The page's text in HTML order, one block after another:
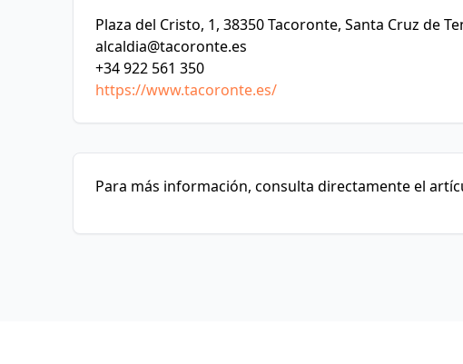
Plaza del Cristo, 1, 38350 Tacoronte, Santa Cruz de
alcaldia@tacoronte.es
+34 922 561 350
https://www.tacoronte.es/
Para más información, consulta directamente el